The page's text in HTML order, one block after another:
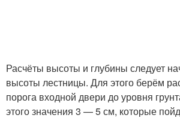
Расчёты высоты и глубины следует
высоты лестницы. Для этого берём
порога входной двери до уровня
этого значения 3 — 5 см, которые